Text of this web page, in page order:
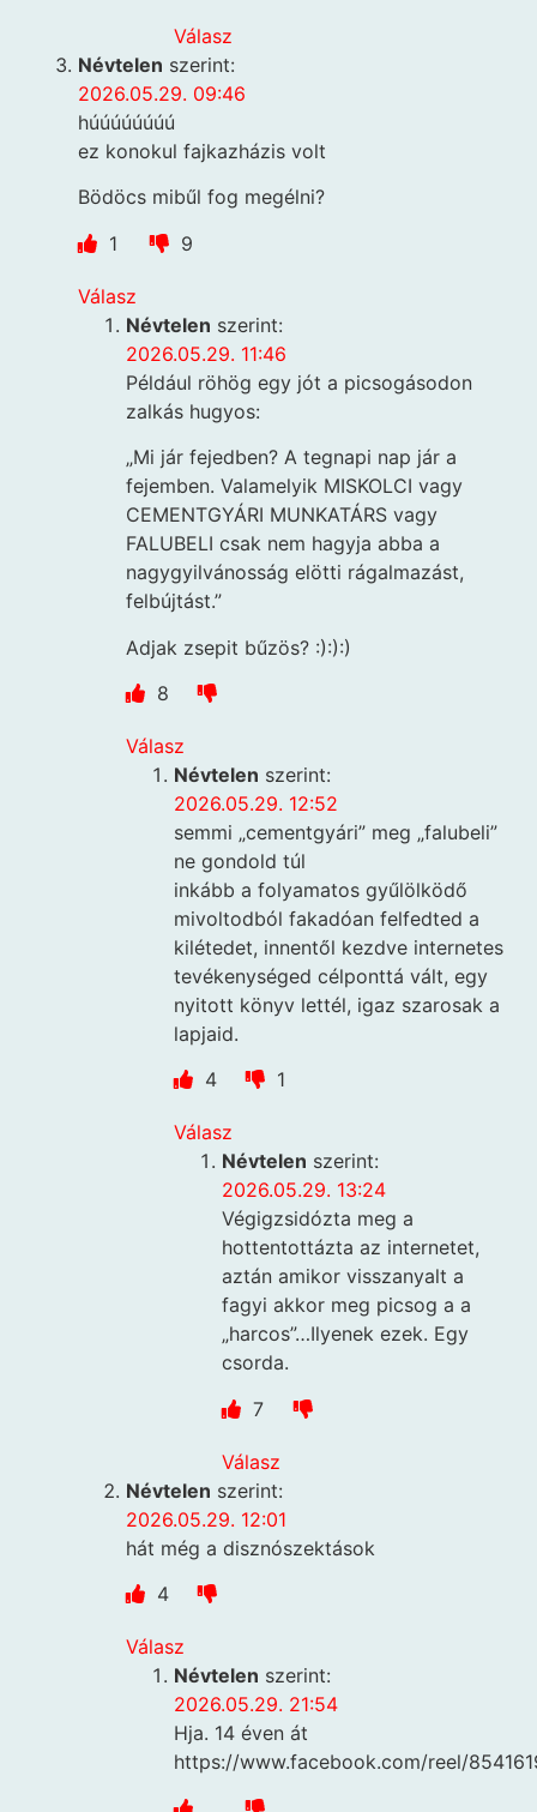
Válasz
Névtelen szerint:
2026.05.29. 09:46
húúúúúúúú
ez konokul fajkazházis volt
Bödöcs mibűl fog megélni?
1
9
Válasz
Névtelen szerint:
2026.05.29. 11:46
Például röhög egy jót a picsogásodon
zalkás hugyos:
„Mi jár fejedben? A tegnapi nap jár a
fejemben. Valamelyik MISKOLCI vagy
CEMENTGYÁRI MUNKATÁRS vagy
FALUBELI csak nem hagyja abba a
nagygyilvánosság elötti rágalmazást,
felbújtást.”
Adjak zsepit bűzös? :):):)
8
Válasz
Névtelen szerint:
2026.05.29. 12:52
semmi „cementgyári” meg „falubeli”
ne gondold túl
inkább a folyamatos gyűlölködő
mivoltodból fakadóan felfedted a
kilétedet, innentől kezdve internetes
tevékenységed célponttá vált, egy
nyitott könyv lettél, igaz szarosak a
lapjaid.
4
1
Válasz
Névtelen szerint:
2026.05.29. 13:24
Végigzsidózta meg a
hottentottázta az internetet,
aztán amikor visszanyalt a
fagyi akkor meg picsog a a
„harcos”…Ilyenek ezek. Egy
csorda.
7
Válasz
Névtelen szerint:
2026.05.29. 12:01
hát még a disznószektások
4
Válasz
Névtelen szerint:
2026.05.29. 21:54
Hja. 14 éven át
https://www.facebook.com/reel/